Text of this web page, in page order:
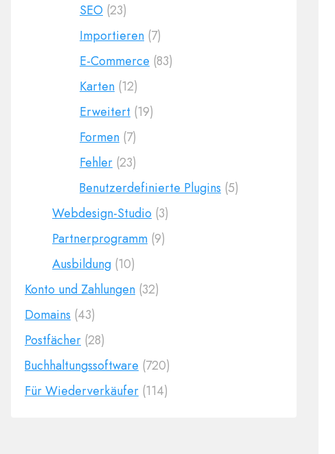
SEO (23)
Importieren (7)
E-Commerce (83)
Karten (12)
Erweitert (19)
Formen (7)
Fehler (23)
Benutzerdefinierte Plugins (5)
Webdesign-Studio (3)
Partnerprogramm (9)
Ausbildung (10)
Konto und Zahlungen (32)
Domains (43)
Postfächer (28)
Buchhaltungssoftware (720)
Für Wiederverkäufer (114)